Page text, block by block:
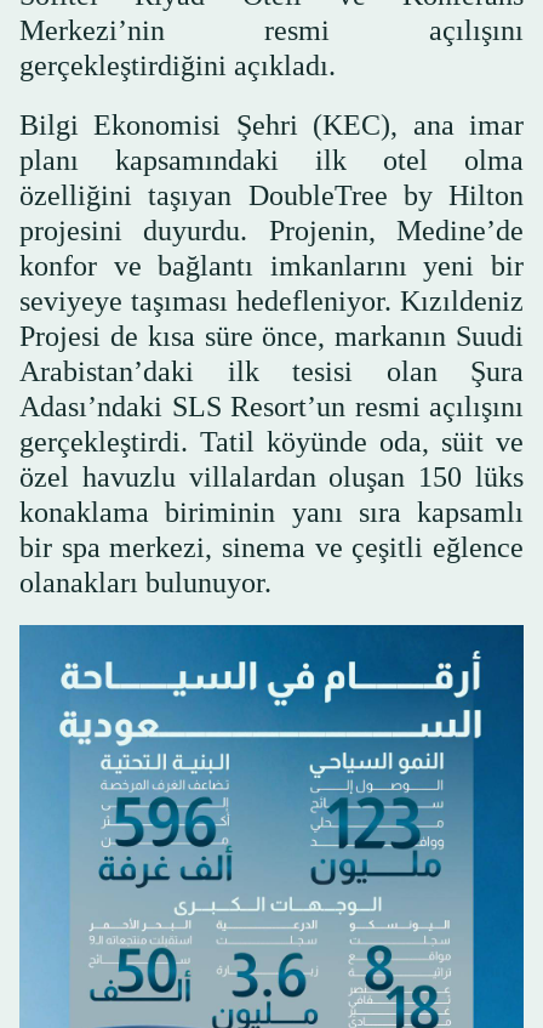
Merkezi’nin resmi açılışını
gerçekleştirdiğini açıkladı.
Bilgi Ekonomisi Şehri (KEC), ana imar
planı kapsamındaki ilk otel olma
özelliğini taşıyan DoubleTree by Hilton
projesini duyurdu. Projenin, Medine’de
konfor ve bağlantı imkanlarını yeni bir
seviyeye taşıması hedefleniyor. Kızıldeniz
Projesi de kısa süre önce, markanın Suudi
Arabistan’daki ilk tesisi olan Şura
Adası’ndaki SLS Resort’un resmi açılışını
gerçekleştirdi. Tatil köyünde oda, süit ve
özel havuzlu villalardan oluşan 150 lüks
konaklama biriminin yanı sıra kapsamlı
bir spa merkezi, sinema ve çeşitli eğlence
olanakları bulunuyor.